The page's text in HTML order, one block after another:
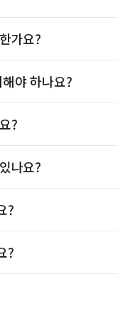
가요?
야 하나요?
?
나요?
?
?